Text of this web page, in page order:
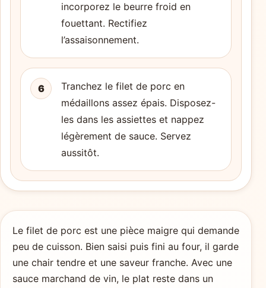
incorporez le beurre froid en
fouettant. Rectifiez
l’assaisonnement.
6
Tranchez le filet de porc en
médaillons assez épais. Disposez-
les dans les assiettes et nappez
légèrement de sauce. Servez
aussitôt.
Le filet de porc est une pièce maigre qui demande
peu de cuisson. Bien saisi puis fini au four, il garde
une chair tendre et une saveur franche. Avec une
sauce marchand de vin, le plat reste dans un